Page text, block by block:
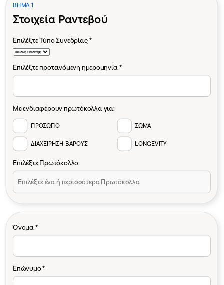
ΒΗΜΑ 1
Στοιχεία Ραντεβού
Επιλέξτε Τύπο Συνεδρίας *
Επιλέξτε προτεινόμενη ημερομηνία *
Με ενδιαφέρουν πρωτόκολλα για:
ΠΡΟΣΩΠΟ ΣΩΜΑ
ΔΙΑΧΕΙΡΗΣΗ ΒΑΡΟΥΣ LONGEVITY
Επιλέξτε Πρωτόκολλο
Όνομα *
Επώνυμο *